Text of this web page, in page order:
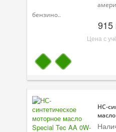
бензино..
915
Цена с
НС-